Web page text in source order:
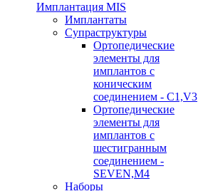
Имплантация MIS
Имплантаты
Супраструктуры
Ортопедические
элементы для
имплантов с
коническим
соединением - C1,V3
Ортопедические
элементы для
имплантов с
шестигранным
соединением -
SEVEN,M4
Наборы